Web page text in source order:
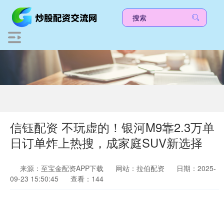
信钰配资 不玩虚的！银河M9靠2.3万单
日订单炸上热搜，成家庭SUV新选择
来源：至宝金配资APP下载 网站：拉伯配资
日期：2025-
09-23 15:50:45
查看：144